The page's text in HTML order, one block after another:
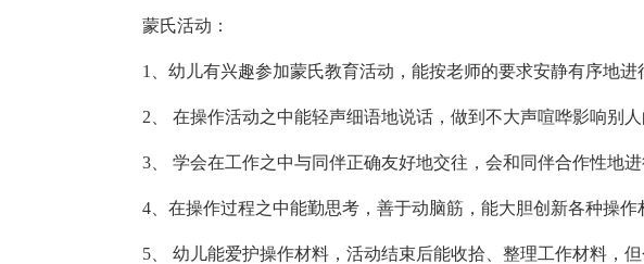
蒙氏活动：
1、幼儿有兴趣参加蒙氏教育活动，能按老师的要求安静有序地进
2、 在操作活动之中能轻声细语地说话，做到不大声喧哗影响别人
3、 学会在工作之中与同伴正确友好地交往，会和同伴合作性地进
4、在操作过程之中能勤思考，善于动脑筋，能大胆创新各种操作
5、 幼儿能爱护操作材料，活动结束后能收拾、整理工作材料，但